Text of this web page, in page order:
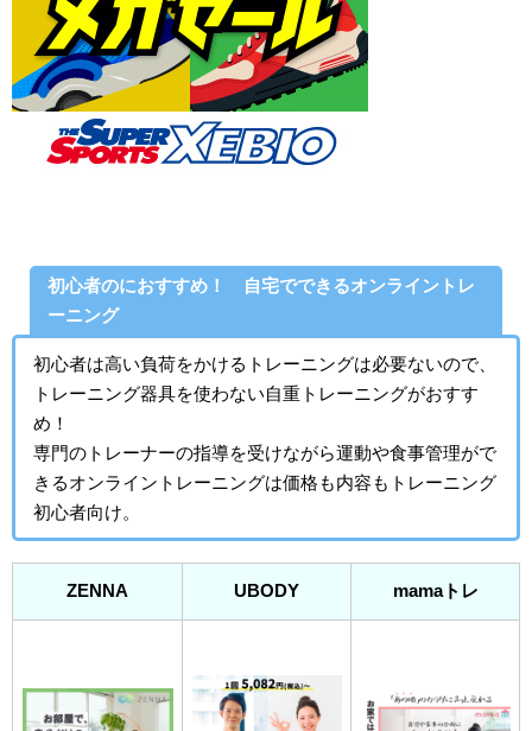
初心者のにおすすめ！ 自宅でできるオンライントレ
ーニング
初心者は高い負荷をかけるトレーニングは必要ないので、
トレーニング器具を使わない自重トレーニングがおすす
め！
専門のトレーナーの指導を受けながら運動や食事管理がで
きるオンライントレーニングは価格も内容もトレーニング
初心者向け。
ZENNA UBODY mamaトレ